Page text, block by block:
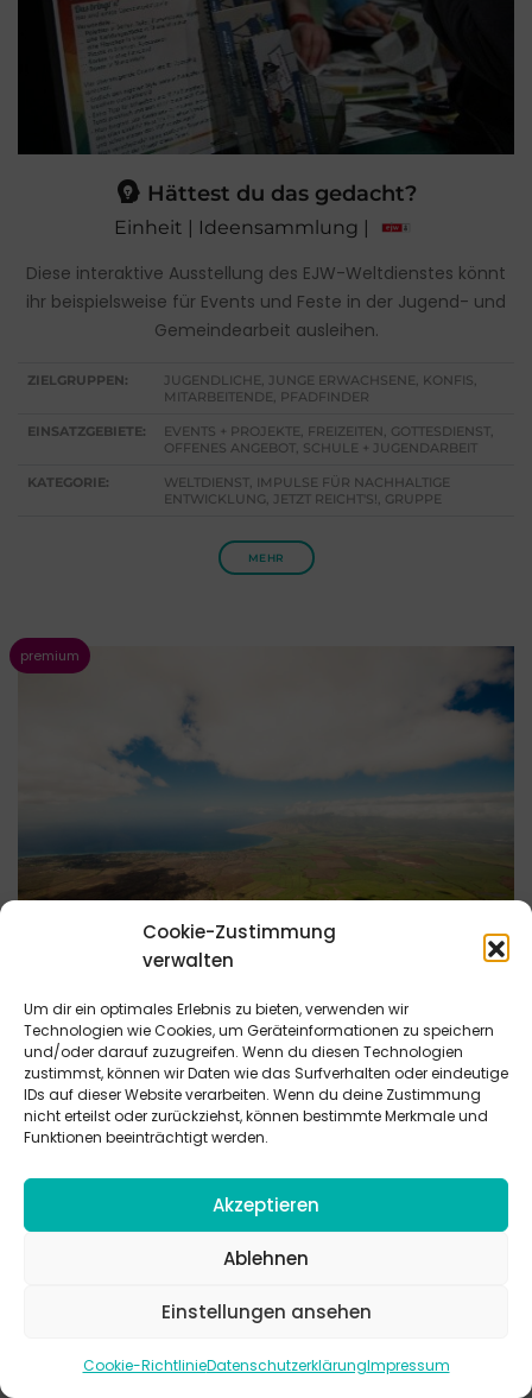
Cookie-Zustimmung
verwalten
Um dir ein optimales Erlebnis zu bieten, verwenden wir
Technologien wie Cookies, um Geräteinformationen zu speichern
und/oder darauf zuzugreifen. Wenn du diesen Technologien
zustimmst, können wir Daten wie das Surfverhalten oder eindeutige
IDs auf dieser Website verarbeiten. Wenn du deine Zustimmung
nicht erteilst oder zurückziehst, können bestimmte Merkmale und
Funktionen beeinträchtigt werden.
Akzeptieren
Ablehnen
Einstellungen ansehen
Cookie-RichtlinieDatenschutzerklärungImpressum
Hättest du das gedacht?
Einheit | Ideensammlung |
Diese interaktive Ausstellung des EJW-Weltdienstes könnt
ihr beispielsweise für Events und Feste in der Jugend- und
Gemeindearbeit ausleihen.
ZIELGRUPPEN:
JUGENDLICHE, JUNGE ERWACHSENE, KONFIS,
MITARBEITENDE, PFADFINDER
EINSATZGEBIETE:
EVENTS + PROJEKTE, FREIZEITEN, GOTTESDIENST,
OFFENES ANGEBOT, SCHULE + JUGENDARBEIT
KATEGORIE:
WELTDIENST, IMPULSE FÜR NACHHALTIGE
ENTWICKLUNG, JETZT REICHT'S!, GRUPPE
MEHR
Welchen Abdruck hinterlässt du? / Gottes
Geschenk an uns – unser Auftrag für die Welt
Einheit | Bibelarbeit | 60-90 Min. |
Gottes Schöpfung - ein unglaubliches Geschenk an uns
gestalten, um dieses Geschenk Gottes zu bewahren?
JUGENDLICHE (15-19 JAHRE), TEENS (12-16 JAHRE)
BIBEL(N), BILDER
MOSE 22)